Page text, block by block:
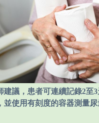
建議，患者可連續記錄2至
並使用有刻度的容器測量